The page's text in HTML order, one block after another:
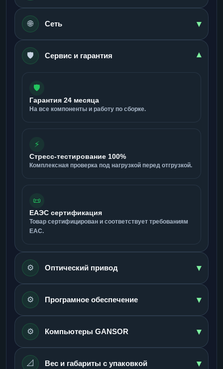
🌐 Сеть ▾
🛡️ Сервис и гарантия ▾
🛡️
Гарантия 24 месяца
На все компоненты и работу по сборке.
⚡
Стресс-тестирование 100%
Комплексная проверка под нагрузкой перед отгрузкой.
📜
ЕАЭС сертификация
Товар сертифицирован и соответствует требованиям
ЕАС.
⚙️ Оптический привод ▾
⚙️ Програмное обеспечение ▾
⚙️ Компьютеры GANSOR ▾
📐 Вес и габариты с упаковкой ▾